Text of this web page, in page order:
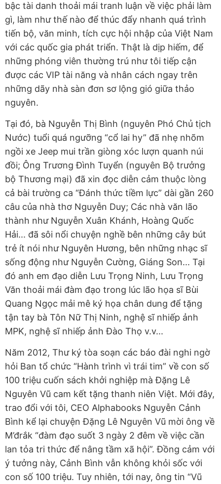
bậc tài danh thoải mái tranh luận về việc phải làm
gì, làm như thế nào để thúc đẩy nhanh quá trình
tiến bộ, văn minh, tích cực hội nhập của Việt Nam
với các quốc gia phát triển. Thật là dịp hiếm, để
những phóng viên thường trú như tôi tiếp cận
được các VIP tài năng và nhân cách ngay trên
những dãy nhà sàn đơn sơ lộng gió giữa thảo
nguyên.
Tại đó, bà Nguyễn Thị Bình (nguyên Phó Chủ tịch
Nước) tuổi quá ngưỡng “cổ lai hy” đã nhẹ nhõm
ngồi xe Jeep mui trần giòng xóc lượn quanh núi
đồi; Ông Trương Đình Tuyển (nguyên Bộ trưởng
bộ Thương mại) đã xin đọc diễn cảm thuộc lòng
cả bài trường ca “Đánh thức tiềm lực” dài gần 260
câu của nhà thơ Nguyễn Duy; Các nhà văn lão
thành như Nguyễn Xuân Khánh, Hoàng Quốc
Hải... đã sôi nổi chuyện nghề bên những cây bút
trẻ ít nói như Nguyên Hương, bên những nhạc sĩ
sống động như Nguyễn Cường, Giáng Son... Tại
đó anh em đạo diễn Lưu Trọng Ninh, Lưu Trọng
Văn thoải mái đàm đạo trong lúc lão họa sĩ Bùi
Quang Ngọc mải mê ký họa chân dung để tặng
tận tay bà Tôn Nữ Thị Ninh, nghệ sĩ nhiếp ảnh
MPK, nghệ sĩ nhiếp ảnh Đào Thọ v.v...
Năm 2012, Thư ký tòa soạn các báo đài nghi ngờ
hỏi Ban tổ chức “Hành trình vì trái tim” về con số
100 triệu cuốn sách khởi nghiệp mà Đặng Lê
Nguyên Vũ cam kết tặng thanh niên Việt. Mới đây,
trao đổi với tôi, CEO Alphabooks Nguyễn Cảnh
Bình kể lại chuyện Đặng Lê Nguyên Vũ mời ông về
M’đrắk “đàm đạo suốt 3 ngày 2 đêm về việc cần
lan tỏa tri thức để nâng tầm xã hội”. Đồng cảm với
ý tưởng này, Cảnh Bình vẫn không khỏi sốc với
con số 100 triệu. Tuy nhiên, tới nay, ông tin “Vũ